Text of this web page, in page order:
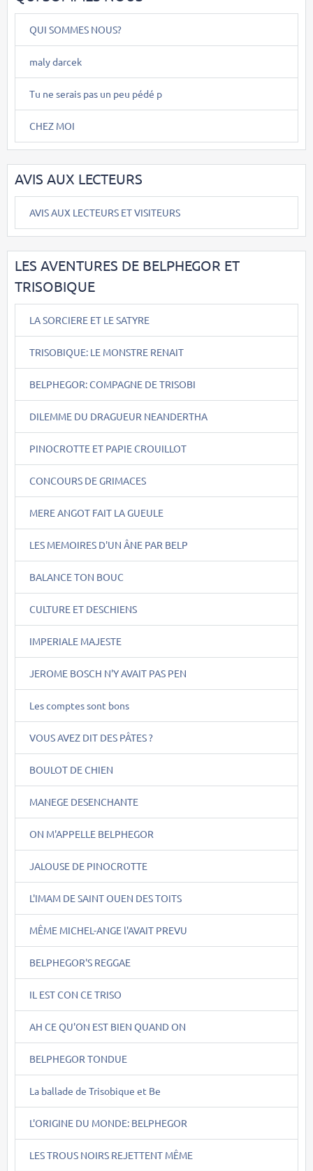
QUI SOMMES NOUS?
maly darcek
Tu ne serais pas un peu pédé p
CHEZ MOI
AVIS AUX LECTEURS
AVIS AUX LECTEURS ET VISITEURS
LES AVENTURES DE BELPHEGOR ET
TRISOBIQUE
LA SORCIERE ET LE SATYRE
TRISOBIQUE: LE MONSTRE RENAIT
BELPHEGOR: COMPAGNE DE TRISOBI
DILEMME DU DRAGUEUR NEANDERTHA
PINOCROTTE ET PAPIE CROUILLOT
CONCOURS DE GRIMACES
MERE ANGOT FAIT LA GUEULE
LES MEMOIRES D'UN ÂNE PAR BELP
BALANCE TON BOUC
CULTURE ET DESCHIENS
IMPERIALE MAJESTE
JEROME BOSCH N'Y AVAIT PAS PEN
Les comptes sont bons
VOUS AVEZ DIT DES PÂTES ?
BOULOT DE CHIEN
MANEGE DESENCHANTE
ON M'APPELLE BELPHEGOR
JALOUSE DE PINOCROTTE
L'IMAM DE SAINT OUEN DES TOITS
MÊME MICHEL-ANGE l'AVAIT PREVU
BELPHEGOR'S REGGAE
IL EST CON CE TRISO
AH CE QU'ON EST BIEN QUAND ON
BELPHEGOR TONDUE
La ballade de Trisobique et Be
L'ORIGINE DU MONDE: BELPHEGOR
LES TROUS NOIRS REJETTENT MÊME